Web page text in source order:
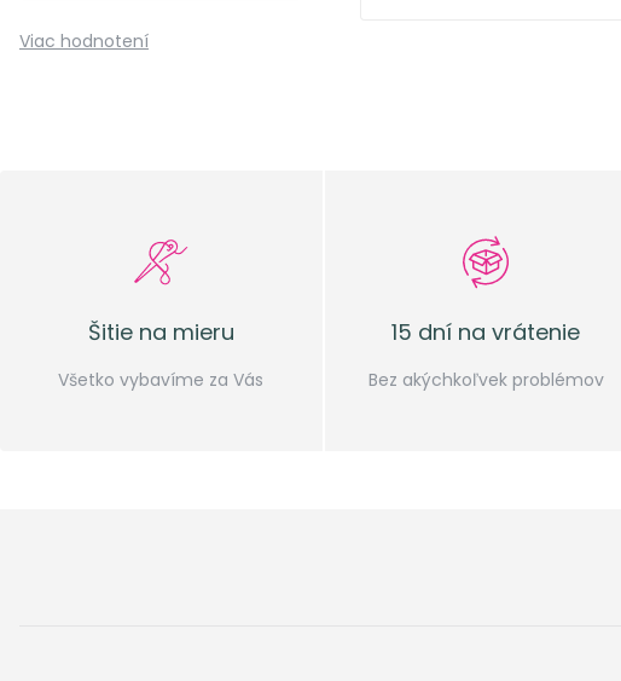
Viac hodnotení
Šitie na mieru
Všetko vybavíme za Vás
15 dní na vrátenie
Bez akýchkoľvek problémov